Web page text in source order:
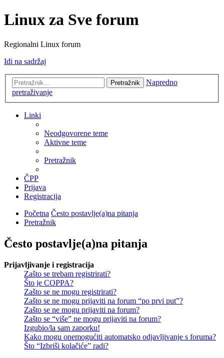
Linux za Sve forum
Regionalni Linux forum
Idi na sadržaj
Pretražnik
Napredno
pretraživanje
Linki
Neodgovorene teme
Aktivne teme
Pretražnik
ČPP
Prijava
Registracija
Početna Često postavlje(a)na pitanja
Pretražnik
Često postavlje(a)na pitanja
Prijavljivanje i registracija
Zašto se trebam registrirati?
Što je COPPA?
Zašto se ne mogu registrirati?
Zašto se ne mogu prijaviti na forum “po prvi put”?
Zašto se ne mogu prijaviti na forum?
Zašto se “više” ne mogu prijaviti na forum?
Izgubio/la sam zaporku!
Kako mogu onemogućiti automatsko odjavljivanje s foruma?
Što “Izbriši kolačiće” radi?